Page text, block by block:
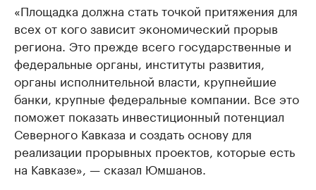
«Площадка должна стать точкой притяжения для
всех от кого зависит экономический прорыв
региона. Это прежде всего государственные и
федеральные органы, институты развития,
органы исполнительной власти, крупнейшие
банки, крупные федеральные компании. Все это
поможет показать инвестиционный потенциал
Северного Кавказа и создать основу для
реализации прорывных проектов, которые есть
на Кавказе», — сказал Юмшанов.